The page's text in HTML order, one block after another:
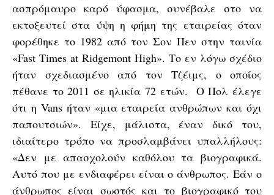
ασπρόμαυρο καρό ύφασμα, συνέβαλε στο να
εκτοξευτεί στα ύψη η φήμη της εταιρείας όταν
φορέθηκε το 1982 από τον Σον Πεν στην ταινία
«Fast Times at Ridgemont High». Το εν λόγω σχέδιο
ήταν σχεδιασμένο από τον Τζέιμς, ο οποίος
πέθανε το 2011 σε ηλικία 72 ετών. Ο Πολ έλεγε
ότι η Vans ήταν «μια εταιρεία ανθρώπων και όχι
παπουτσιών». Είχε, μάλιστα, έναν δικό του,
ιδιαίτερο τρόπο να προσλαμβάνει υπαλλήλους:
«Δεν με απασχολούν καθόλου τα βιογραφικά.
Αυτό που με ενδιαφέρει είναι ο άνθρωπος. Εάν ο
άνθρωπος είναι σωστός και το βιογραφικό του